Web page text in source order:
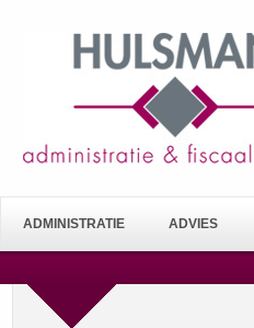
ADMINISTRATIE ADVIES